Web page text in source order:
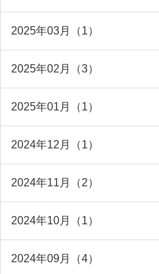
2025年03月（1）
2025年02月（3）
2025年01月（1）
2024年12月（1）
2024年11月（2）
2024年10月（1）
2024年09月（4）